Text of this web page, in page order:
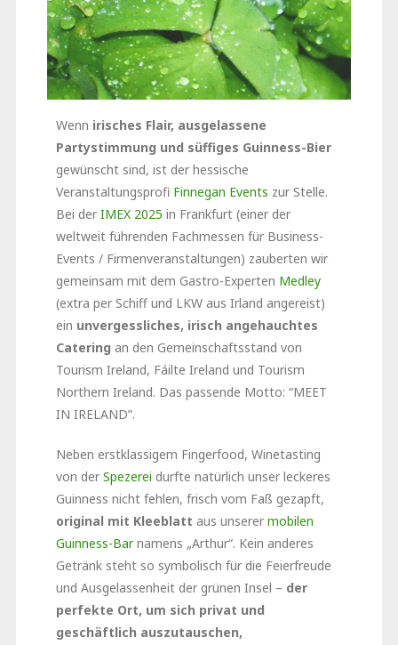
Wenn irisches Flair, ausgelassene
Partystimmung und süffiges Guinness-Bier
gewünscht sind, ist der hessische
Veranstaltungsprofi Finnegan Events zur Stelle.
Bei der IMEX 2025 in Frankfurt (einer der
weltweit führenden Fachmessen für Business-
Events / Firmenveranstaltungen) zauberten wir
gemeinsam mit dem Gastro-Experten Medley
(extra per Schiff und LKW aus Irland angereist)
ein unvergessliches, irisch angehauchtes
Catering an den Gemeinschaftsstand von
Tourism Ireland, Fáilte Ireland und Tourism
Northern Ireland. Das passende Motto: “MEET
IN IRELAND”.
Neben erstklassigem Fingerfood, Winetasting
von der Spezerei durfte natürlich unser leckeres
Guinness nicht fehlen, frisch vom Faß gezapft,
original mit Kleeblatt aus unserer mobilen
Guinness-Barnamens „Arthur“. Kein anderes
Getränk steht so symbolisch für die Feierfreude
und Ausgelassenheit der grünen Insel – der
perfekte Ort, um sich privat und
geschäftlich auszutauschen,